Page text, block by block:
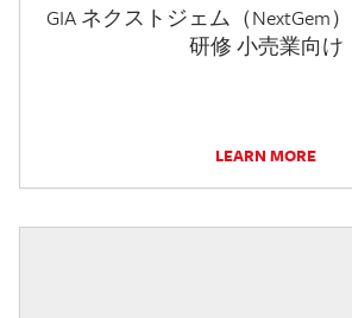
GIA ネクストジェム（NextGem
研修 小売業向け
LEARN MORE